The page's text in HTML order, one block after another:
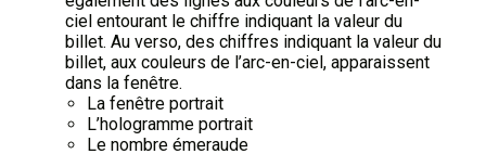
ciel entourant le chiffre indiquant la valeur du
billet. Au verso, des chiffres indiquant la valeur du
billet, aux couleurs de l’arc-en-ciel, apparaissent
dans la fenêtre.
La fenêtre portrait
L’hologramme portrait
Le nombre émeraude